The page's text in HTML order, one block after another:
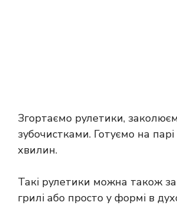
Згортаємо рулетики,
зубочистками. Готуємо на
хвилин.
Такі рулетики можна також
грилі або просто у формі в